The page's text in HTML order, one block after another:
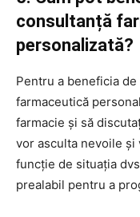
consultanță
personalizată?
Pentru a beneficia
farmaceutică
farmacie și să
vor asculta nevoile
funcție de situația
prealabil pentru a